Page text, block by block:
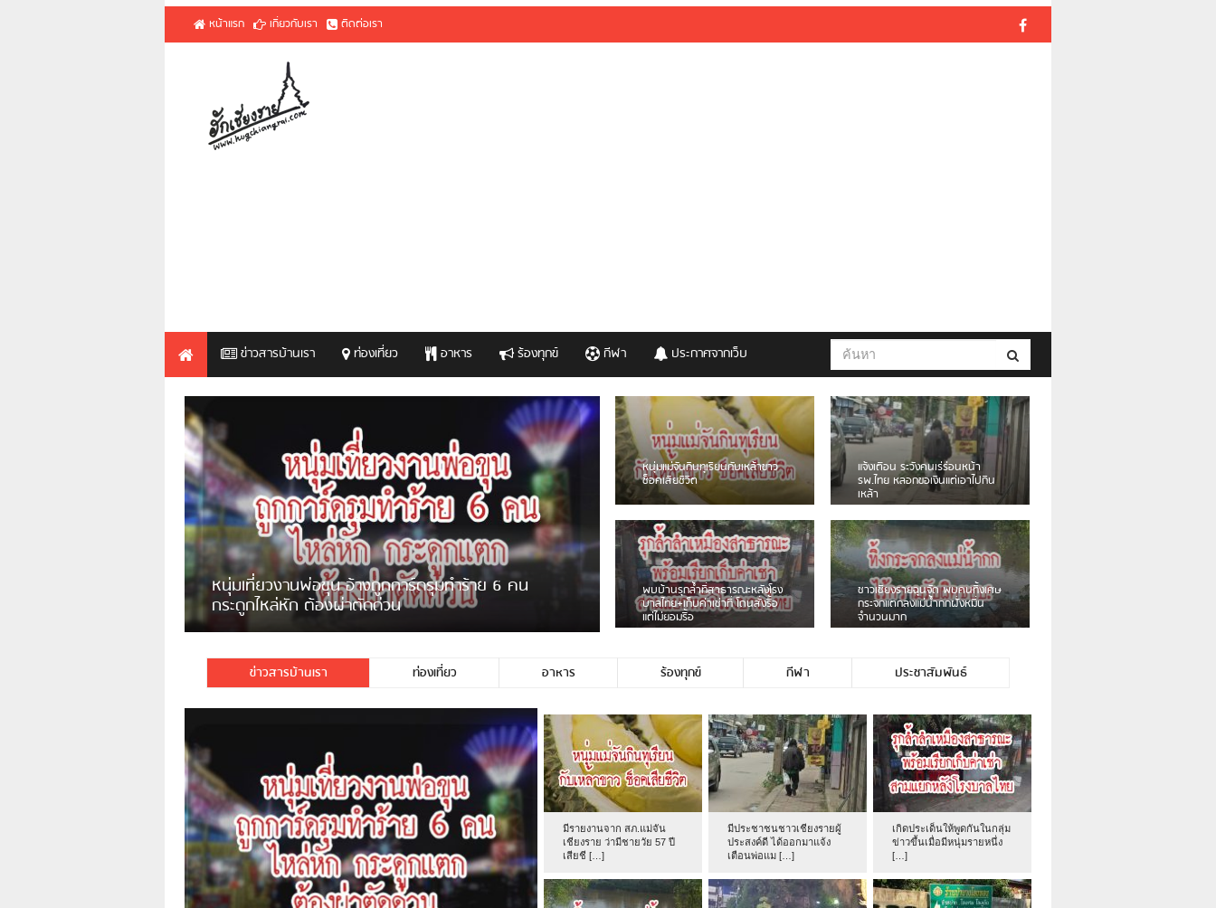
หน้าแรก เกี่ยวกับเรา ติดต่อเรา
ข่าวสารบ้านเรา ท่องเที่ยว อาหาร ร้องทุกข์ กีฬา ประกาศจากเว็บ
ชาวเน็ตสวดยับ! พบพม่าเร่ขายพวงมาลัยหน้าพ่อขุนฯ
พอไม่ซื้อเดินตาม
มีชาวเน็ตรายหนึ่งซึ่งแจ้งว่าตนเองไม่ใช่ประชาชนชาวเชียงร […]
ชาวเน็ตฮา! รถเครื่องแม่สายชน
ป้ายร้านโลงศพแล้วหนี พบเสาหัก
เบรคหัก หวิดได้ใช้บริการ
เดือนร้อน! ชาวเชียงรายบ่นรถ
Isuzu สีขาวซิ่งบายพาสเสียงดัง
สร้างความรำคาญ
หนุ่มเจียงฮายจ่ม พบถังน้ำดื่มตก
กลางถนน รถเครื่องหลบไม่ทันล้ม
บาดเจ็บ
ชาวผาลั้ง โวย ไร้หน่วยงานดูแล
ดินสไลด์ ต้องจัดการกันเอง
ข่าวสารบ้านเรา ท่องเที่ยว อาหาร ร้องทุกข์ กีฬา ประชาสัมพันธ์
มีรายงานจาก สภ.แม่จัน
เชียงราย ว่ามีชายวัย 57 ปี
เสียชี […]
มีประชาชนชาวเชียงรายผู้
ประสงค์ดี ได้ออกมาแจ้ง
เตือนพ่อแม […]
เกิดประเด็นให้พูดกันในกลุ่ม
ข่าวขึ้นเมื่อมีหนุ่มรายหนึ่ง
[…]